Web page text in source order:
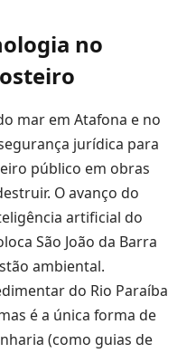
no
mar em Atafona e no
jurídica para
público em obras
O avanço do
artificial do
São João da Barra
ambiental.
do Rio Paraíba
é a única forma de
(como guias de